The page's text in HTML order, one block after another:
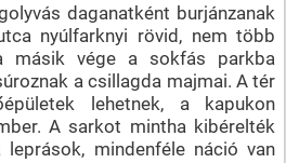
daganatként burjánzanak
nyúlfarknyi rövid, nem több
másik vége a sokfás parkba
a csillagda majmai. A tér
lehetnek, a kapukon
A sarkot mintha kibérelték
mindenféle náció van